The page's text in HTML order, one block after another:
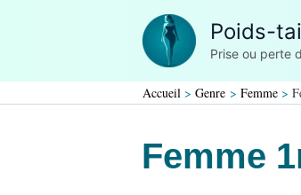
Poids-
Prise ou perte
Accueil Genre Femme
Femme